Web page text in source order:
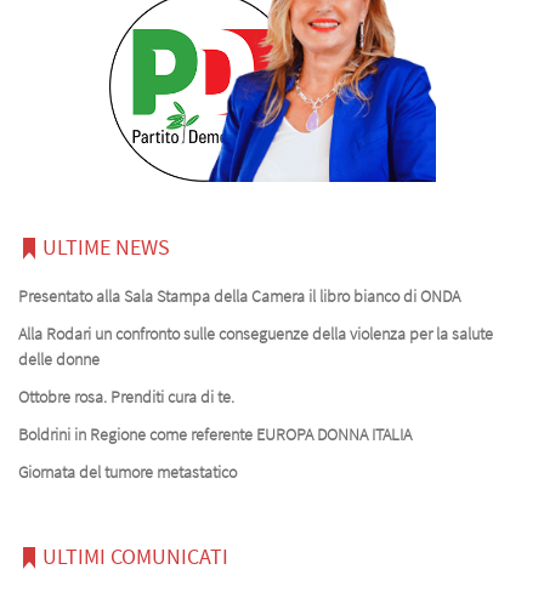
ULTIME NEWS
Presentato alla Sala Stampa della Camera il libro bianco di ONDA
Alla Rodari un confronto sulle conseguenze della violenza per la salute
delle donne
Ottobre rosa. Prenditi cura di te.
Boldrini in Regione come referente EUROPA DONNA ITALIA
Giornata del tumore metastatico
ULTIMI COMUNICATI